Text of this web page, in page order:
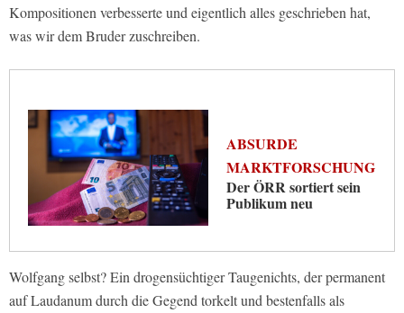
Kompositionen verbesserte und eigentlich alles geschrieben hat,
was wir dem Bruder zuschreiben.
ABSURDE
MARKTFORSCHUNG
Der ÖRR sortiert sein
Publikum neu
Wolfgang selbst? Ein drogensüchtiger Taugenichts, der permanent
auf Laudanum durch die Gegend torkelt und bestenfalls als